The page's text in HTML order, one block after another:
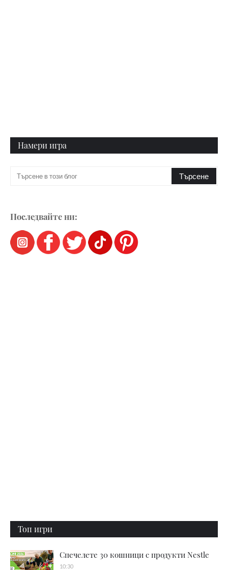
Намери игра
Последвайте ни:
Топ игри
Спечелете 30 кошници с продукти Nestle
10:30